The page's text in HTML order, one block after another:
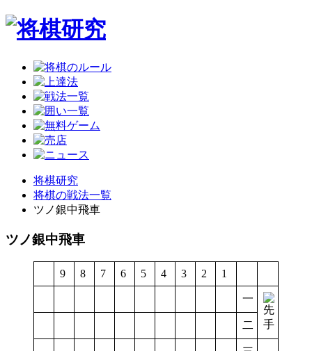
将棋研究
将棋の戦法一覧
ツノ銀中飛車
ツノ銀中飛車
9 8 7 6 5 4 3 2 1
一
二